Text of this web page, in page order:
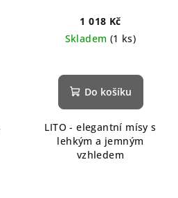
1 018 Kč
Skladem (1 ks)
Do košíku
LITO - elegantní mísy s
lehkým a jemným
vzhledem